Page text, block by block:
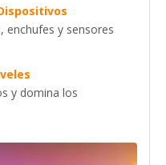
enchufes y sensores
y domina los